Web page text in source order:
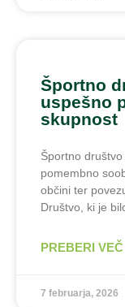
Športno
uspešno
skupnost
Športno
pomembno
občini ter
Društvo, ki je
PREBERI
7 februarja, 2026